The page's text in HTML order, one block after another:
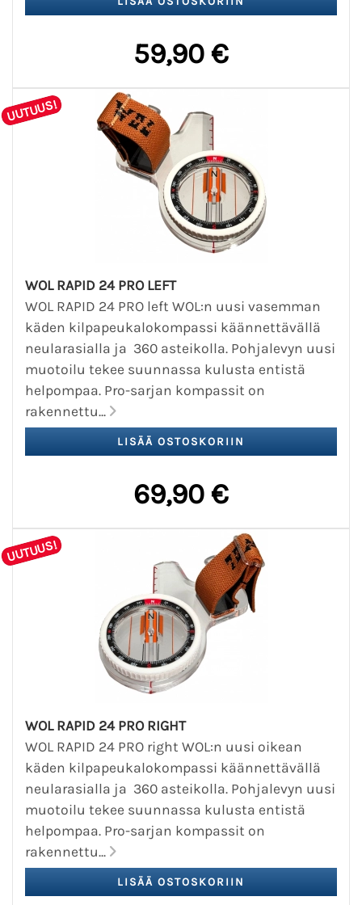
59,90 €
UUTUUS!
WOL RAPID 24 PRO LEFT
WOL RAPID 24 PRO left WOL:n uusi vasemman
käden kilpapeukalokompassi käännettävällä
neularasialla ja 360 asteikolla. Pohjalevyn uusi
muotoilu tekee suunnassa kulusta entistä
helpompaa. Pro-sarjan kompassit on
rakennettu...
69,90 €
UUTUUS!
WOL RAPID 24 PRO RIGHT
WOL RAPID 24 PRO right WOL:n uusi oikean
käden kilpapeukalokompassi käännettävällä
neularasialla ja 360 asteikolla. Pohjalevyn uusi
muotoilu tekee suunnassa kulusta entistä
helpompaa. Pro-sarjan kompassit on
rakennettu...